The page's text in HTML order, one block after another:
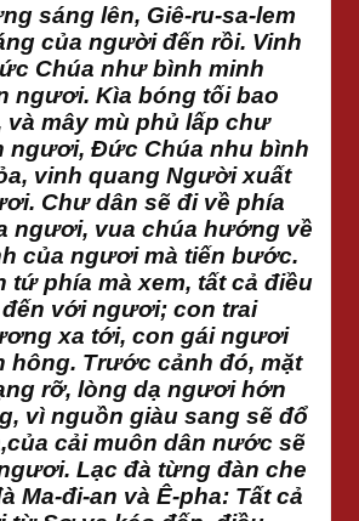
sáng lên, Giê-ru-sa-lem
của người đến rồi. Vinh
Chúa như bình minh
ngươi. Kìa bóng tối bao
và mây mù phủ lấp chư
ngươi, Đức Chúa nhu bình
vinh quang Người xuất
Chư dân sẽ đi về phía
ngươi, vua chúa hướng về
của ngươi mà tiến bước.
tứ phía mà xem, tất cả điều
với ngươi; con trai
xa tới, con gái ngươi
hông. Trước cảnh đó, mặt
rỡ, lòng dạ ngươi hớn
vì nguồn giàu sang sẽ đổ
cải muôn dân nước sẽ
Lạc đà từng đàn che
Ma-đi-an và Ê-pha: Tất cả